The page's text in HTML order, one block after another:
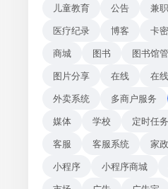
儿童教育
公告 兼职
医疗纪录
博客 卡密
商城
图书 图书馆
图片分享
在线 在
外卖系统
多商户服务
媒体
学校 定时任务
客服
客服系统 家政
小程序
小程序商城